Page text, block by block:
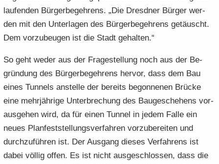
lau­fen­den Bür­ger­be­geh­rens. „Die Dresd­ner Bür­ger wer­
den mit den Un­ter­la­gen des Bür­ger­be­geh­rens ge­täuscht.
Dem vor­zu­beu­gen ist die Stadt ge­hal­ten.“
So geht weder aus der Fra­ge­stel­lung noch aus der Be­
grün­dung des Bür­ger­be­geh­rens her­vor, dass dem Bau
eines Tun­nels an­stel­le der be­reits be­gon­ne­nen Brü­cke
eine mehr­jäh­ri­ge Un­ter­bre­chung des Bau­ge­sche­hens vor­
aus­ge­hen wird, da für einen Tun­nel in jedem Falle ein
neues Plan­fest­stel­lungs­ver­fah­ren vor­zu­be­rei­ten und
durch­zu­füh­ren ist. Der Aus­gang die­ses Ver­fah­rens ist
dabei völ­lig offen. Es ist nicht aus­ge­schlos­sen, dass die